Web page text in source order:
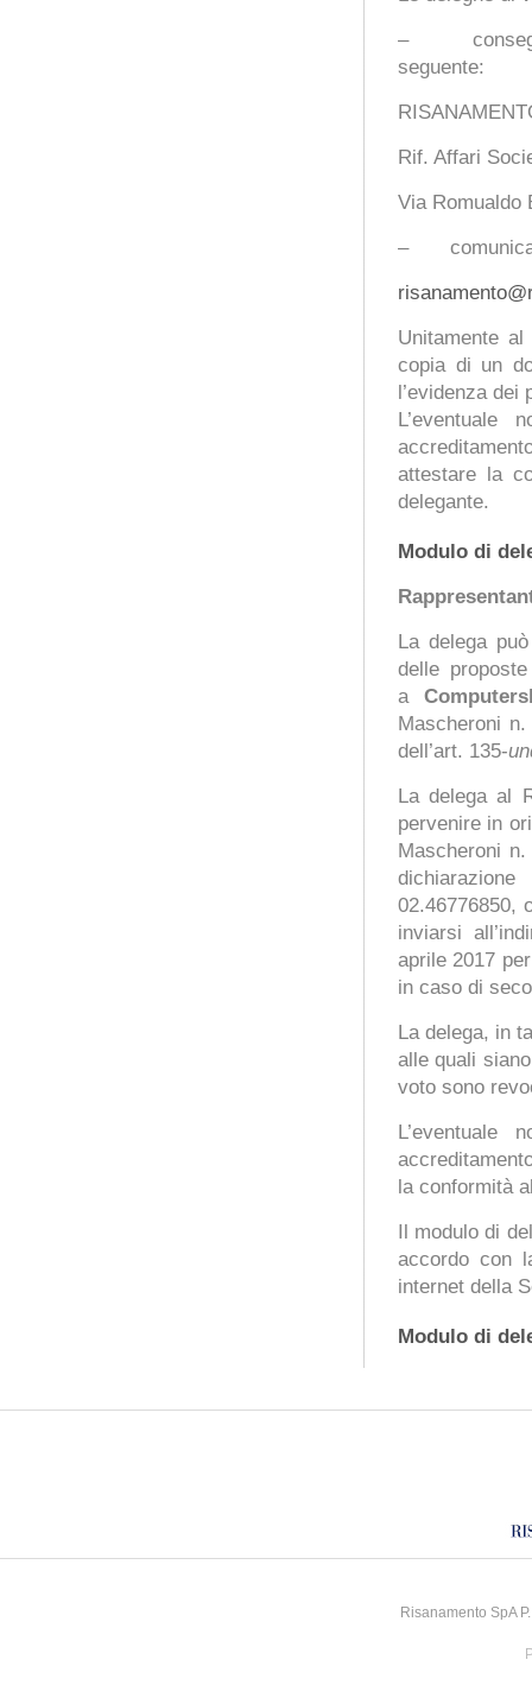
– consegna,
seguente:
Rif. Affari
Via Romualdo
–
Unitamente
copia di un
l’evidenza
attestare la
delegante.
Modulo di
La delega
delle
a
Mascheroni
dell’art. 135-
La delega al
pervenire in
Mascheroni
02.46776850,
inviarsi
aprile 2017
in caso di
La delega, in
alle quali
voto sono
la conformità
Il modulo di
accordo con
internet della
Modulo di
Risanamento SpA